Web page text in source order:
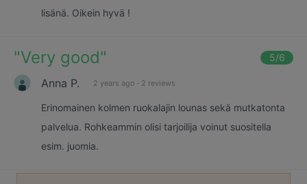
lisänä. Oikein hyvä !
"Very good" 5/6
Anna P. 2 years ago · 2 reviews
Erinomainen kolmen ruokalajin lounas sekä mutkatonta
palvelua. Rohkeammin olisi tarjoilija voinut suositella
esim. juomia.